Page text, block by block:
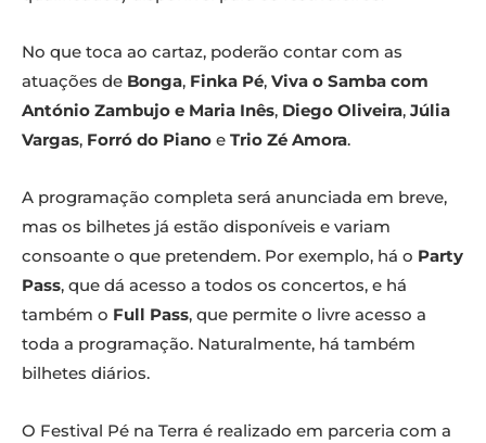
No que toca ao cartaz, poderão contar com as
atuações de Bonga, Finka Pé, Viva o Samba com
António Zambujo e Maria Inês, Diego Oliveira, Júlia
Vargas, Forró do Piano e Trio Zé Amora.
A programação completa será anunciada em breve,
mas os bilhetes já estão disponíveis e variam
consoante o que pretendem. Por exemplo, há o Party
Pass, que dá acesso a todos os concertos, e há
também o Full Pass, que permite o livre acesso a
toda a programação. Naturalmente, há também
bilhetes diários.
O Festival Pé na Terra é realizado em parceria com a